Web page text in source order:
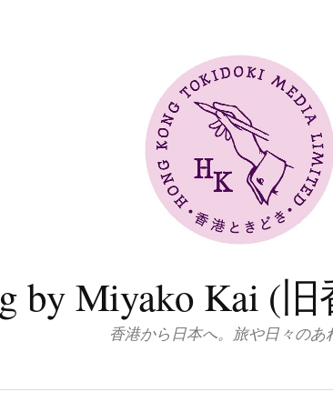
by Miyako Kai (
香港から日本へ。旅や日々のあ